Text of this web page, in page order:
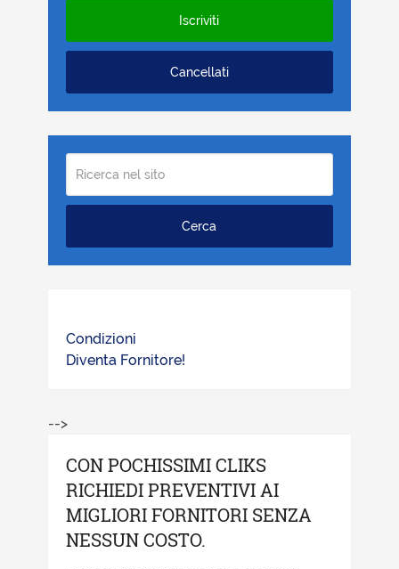
Condizioni
Diventa Fornitore!
-->
CON POCHISSIMI CLIKS
RICHIEDI PREVENTIVI AI
MIGLIORI FORNITORI SENZA
NESSUN COSTO.